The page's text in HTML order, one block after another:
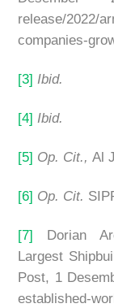
release/2022/
companies-
[3] Ibid.
[4] Ibid.
[5] Op. Cit.,Al
[6] Op. Cit.
[7] Dorian
Largest
Post, 1
established-